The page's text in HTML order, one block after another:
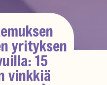
yrityksen
15
vinkkiä